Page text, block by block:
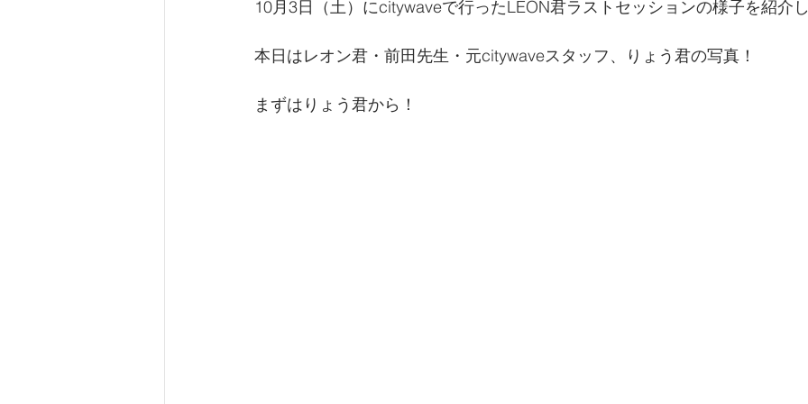
10月3日（土）にcitywaveで行ったLEON君ラストセッションの様子を紹介
本日はレオン君・前田先生・元citywaveスタッフ、りょう君の写真！
まずはりょう君から！